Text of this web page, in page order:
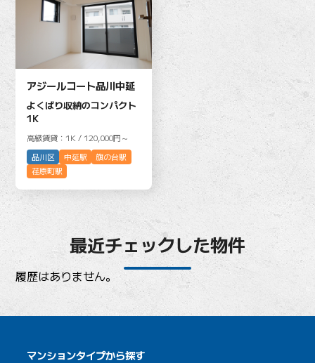
アジールコート品川中延
よくばり収納のコンパクト
1K
高級賃貸：1K / 120,000円～
品川区
中延駅
旗の台駅
荏原町駅
最近チェックした物件
履歴はありません。
マンションタイプから探す